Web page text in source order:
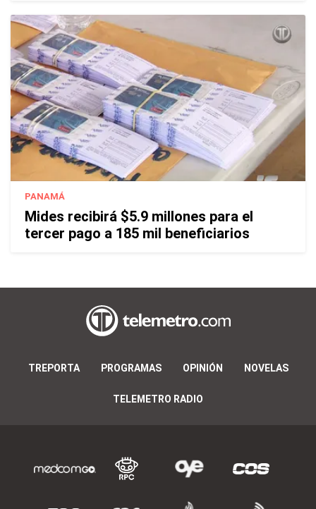
PANAMÁ
Mides recibirá $5.9 millones para el
tercer pago a 185 mil beneficiarios
TREPORTA PROGRAMAS OPINIÓN NOVELAS
TELEMETRO RADIO